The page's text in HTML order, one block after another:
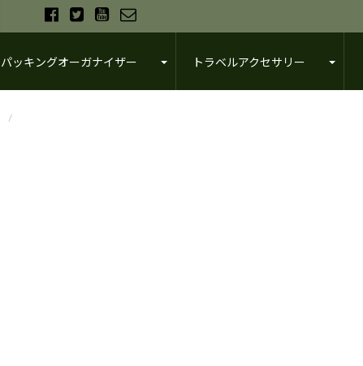
パッキングオーガナイザー トラベルアクセサリー